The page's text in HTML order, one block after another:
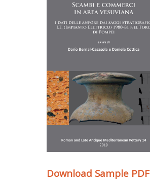
Download Sample PDF